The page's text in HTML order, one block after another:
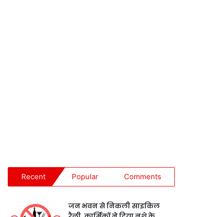
Recent Popular Comments
जन भवन से निकली साइकिल